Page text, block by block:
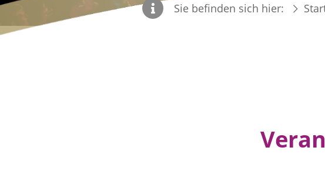
Sie befinden sich hier: